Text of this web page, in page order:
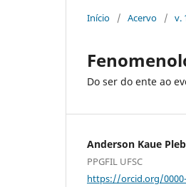
Início / Acervo / v.
Do ser do ente ao
Anderson Kaue
PPGFIL UFSC
https://orcid.org/0000-